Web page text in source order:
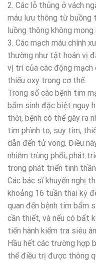
2. Các lỗ thủng ở vách
máu lưu thông từ buồng
luồng thông không
3. Các mạch máu chính
thường như tật hoán vị
vị trí của các động mạch
thiếu oxy trong cơ thể.
Trong số các bệnh tim
bẩm sinh đặc biệt nguy
thời, bệnh có thể gây ra
tim phình to, suy tim,
dẫn đến tử vong. Điều
nhiễm trùng phổi, phát
trong phát triển tinh
Các bác sĩ khuyến nghị
khoảng 16 tuần thai kỳ
quan đến bệnh tim bẩm
cần thiết, và nếu có bất
tiến hành kiểm tra siêu
Hầu hết các trường hợp
thể điều trị được thông